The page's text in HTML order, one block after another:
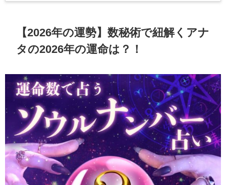
【2026年の運勢】数秘術で紐解くアナ
タの2026年の運命は？！